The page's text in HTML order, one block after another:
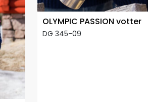
OLYMPIC PASSION votter
DG 345-09